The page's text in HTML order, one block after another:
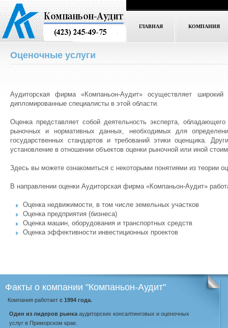
ГЛАВНАЯ КОМПАНИЯ
Оценочные услуги
Аудиторская фирма «Компаньон-Аудит» осуществляет
дипломированные специалисты в этой области.
Оценка представляет собой деятельность эксперта,
рыночных и нормативных данных, необходимых для
государственных стандартов и требований этики оценщика.
установление в отношении объектов оценки рыночной или иной
Здесь вы можете ознакомиться с некоторыми понятиями из теории
В направлении оценки Аудиторская фирма «Компаньон-Аудит»
Оценка недвижимости, в том числе земельных участков
Оценка предприятия (бизнеса)
Оценка машин, оборудования и транспортных средств
Оценка эффективности инвестиционных проектов
Факты о компании "Компаньон-Аудит"
Компания работает с 1994 года.
Один из лидеров рынка аудиторских консалтинговых и оценочных
услуг в Приморском крае.